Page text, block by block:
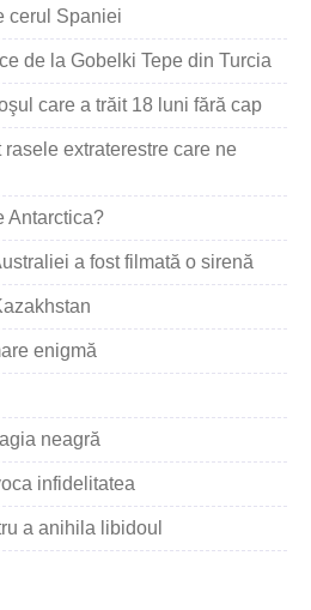
cerul Spaniei
de la Gobelki Tepe din Turcia
care a trăit 18 luni fără cap
extraterestre care ne
Antarctica?
a fost filmată o sirenă
enigmă
neagră
infidelitatea
a anihila libidoul